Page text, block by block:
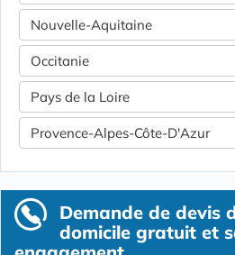
Nouvelle-Aquitaine
Occitanie
Pays de la Loire
Provence-Alpes-Côte-D'Azur
Demande de devis
domicile gratuit et